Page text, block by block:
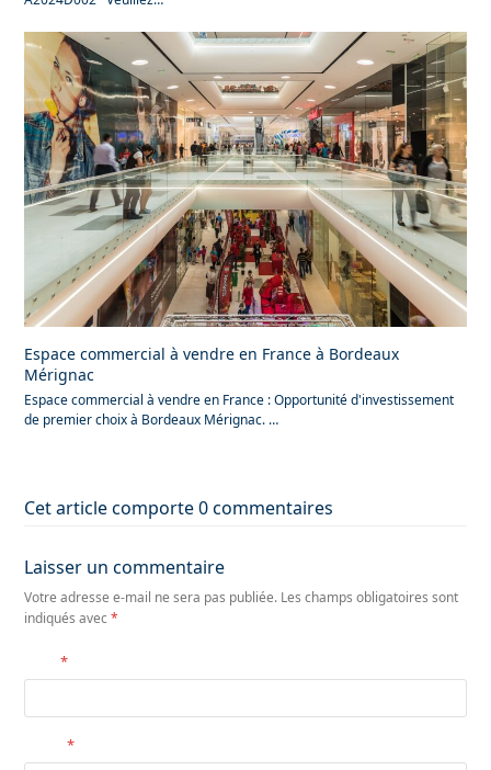
Espace commercial à vendre en France à Bordeaux
Mérignac
Espace commercial à vendre en France : Opportunité d'investissement
de premier choix à Bordeaux Mérignac. …
Cet article comporte 0 commentaires
Laisser un commentaire
Votre adresse e-mail ne sera pas publiée. Les champs obligatoires sont
indiqués avec*
Nom*
E-mail*